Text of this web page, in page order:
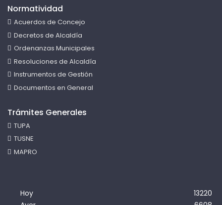
Normatividad
Acuerdos de Concejo
Decretos de Alcaldía
Ordenanzas Municipales
Resoluciones de Alcaldía
Instrumentos de Gestión
Documentos en General
Trámites Generales
TUPA
TUSNE
MAPRO
Hoy
13220